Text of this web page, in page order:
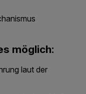
möglich:
laut der